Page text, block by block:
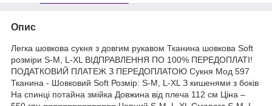
Опис
Легка шовкова сукня з довгим рукавом Тканина шовкова Soft
розміри S-M, L-XL ВІДПРАВЛЕННЯ ПО 100% ПЕРЕДОПЛАТІ!
ПОДАТКОВИЙ ПЛАТЕЖ З ПЕРЕДОПЛАТОЮ Сукня Мод 597
Тканина - Шовковий Soft Розмір: S-M, L-XL З кишенями з боків
На спинці потайна змійка Довжина від плеча 112 см Ціна –